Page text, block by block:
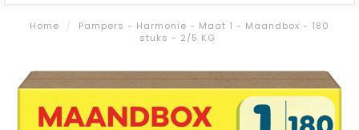
Home /
Pampers - Harmonie - Maat 1 - Maandbox - 180
stuks - 2/5 KG